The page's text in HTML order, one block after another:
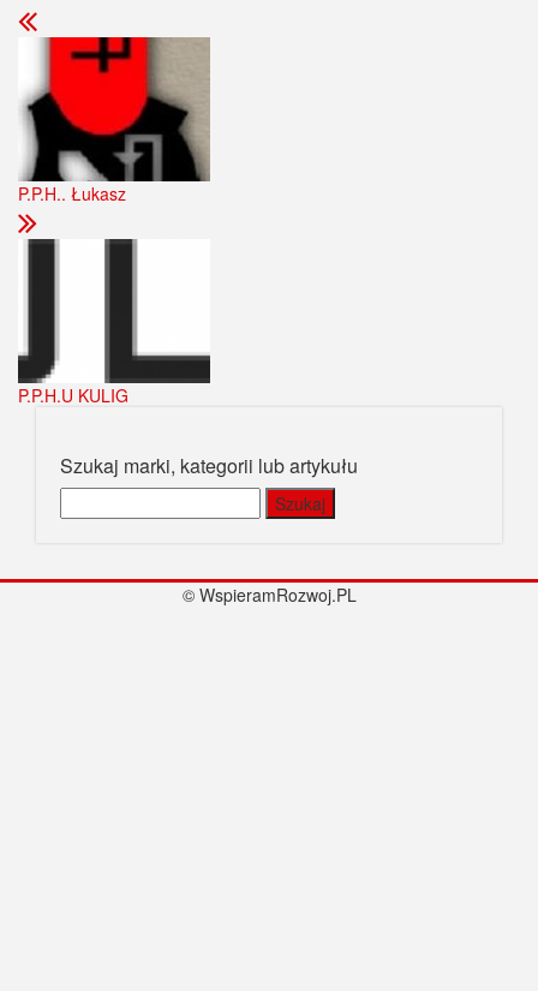
P.P.H.. Łukasz
P.P.H.U KULIG
Szukaj marki, kategorii lub artykułu
© WspieramRozwoj.PL